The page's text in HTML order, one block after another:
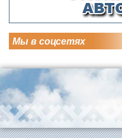
Мы в соцсетях